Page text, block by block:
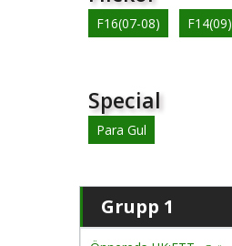
F16(07-08) F14(09)
Special
Para Gul
Grupp 1